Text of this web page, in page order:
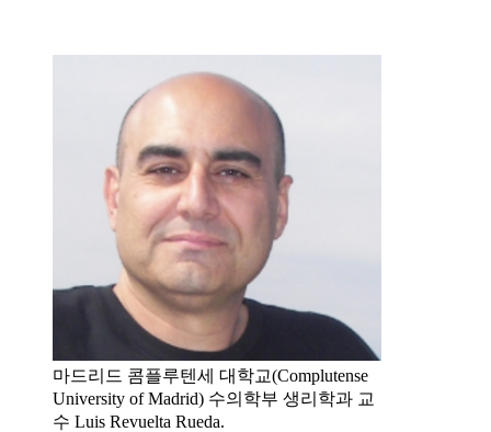
마드리드 콤플루텐세 대학교(Complutense
University of Madrid) 수의학부 생리학과 교
수 Luis Revuelta Rueda.